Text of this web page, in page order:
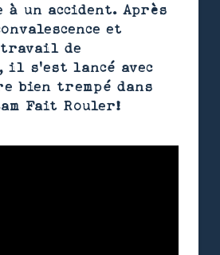
à un accident. Après
et
travail de
il s'est lancé avec
bien trempé dans
Fait Rouler!